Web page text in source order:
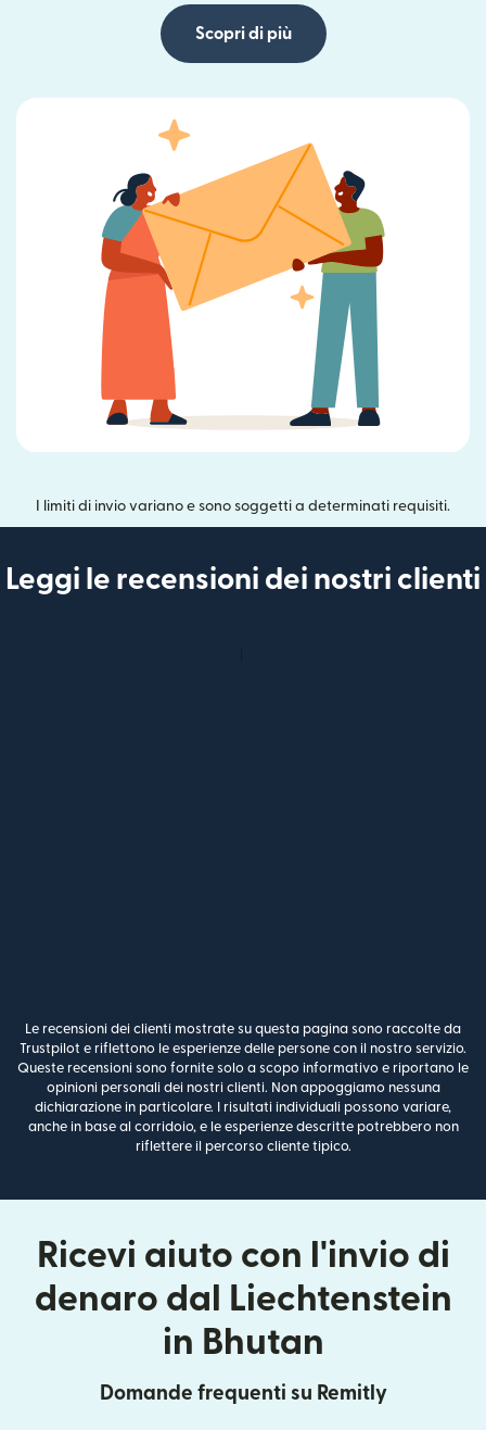
Scopri di più
I limiti di invio variano e sono soggetti a determinati requisiti.
Leggi le recensioni dei nostri clienti
Le recensioni dei clienti mostrate su questa pagina sono raccolte da
Trustpilot e riflettono le esperienze delle persone con il nostro servizio.
Queste recensioni sono fornite solo a scopo informativo e riportano le
opinioni personali dei nostri clienti. Non appoggiamo nessuna
dichiarazione in particolare. I risultati individuali possono variare,
anche in base al corridoio, e le esperienze descritte potrebbero non
riflettere il percorso cliente tipico.
Ricevi aiuto con l'invio di
denaro dal Liechtenstein
in Bhutan
Domande frequenti su Remitly